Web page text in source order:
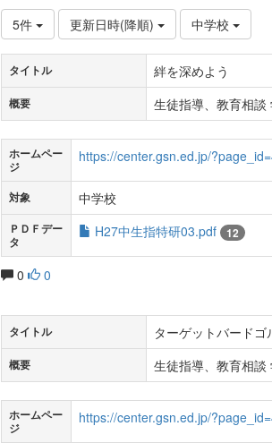
5件 更新日時(降順) 中学校
タイトル 絆を深めよう
概要 生徒指導、教育相
ホームペー
ジ
https://center.gsn.ed.jp/
対象 中学校
ＰＤＦデー
タ
H27中生指特研03.pdf 12
0 0
タイトル ターゲットバード
概要 生徒指導、教育相
ホームペー
ジ
https://center.gsn.ed.jp/